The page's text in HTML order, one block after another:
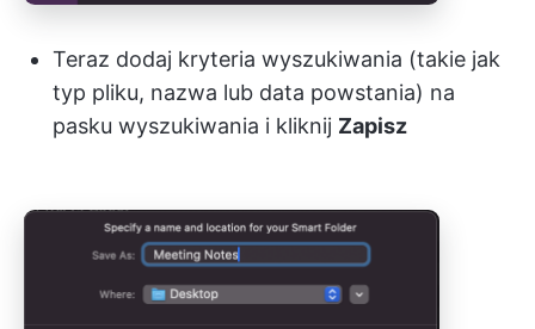
Teraz dodaj kryteria wyszukiwania (takie jak
typ pliku, nazwa lub data powstania) na
pasku wyszukiwania i kliknij Zapisz